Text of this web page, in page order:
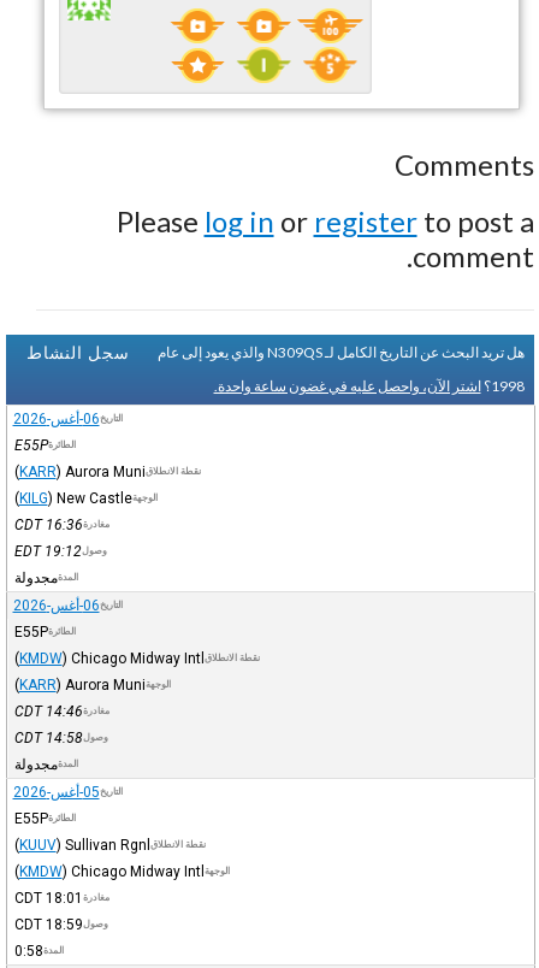
Comments
Please log in or registerto post a
comment.
سجل النشاط
هل تريد البحث عن التاريخ الكامل لـ N309QS والذي يعود إلى عام
1998؟ اشتر الآن، واحصل عليه في غضون ساعة واحدة.
التاريخ06-أغس-2026
الطائرةE55P
نقطة الانطلاقAurora Muni
(KARR)
الوجهةNew Castle
(KILG)
مغادرة16:36
CDT
وصول19:12
EDT
المدةمجدولة
التاريخ06-أغس-2026
الطائرةE55P
نقطة الانطلاق Chicago Midway Intl
(KMDW)
الوجهةAurora Muni
(KARR)
مغادرة14:46
CDT
وصول14:58
CDT
المدةمجدولة
التاريخ05-أغس-2026
الطائرةE55P
نقطة الانطلاق Sullivan Rgnl
(KUUV)
الوجهة Chicago Midway Intl
(KMDW)
مغادرة 18:01
CDT
وصول 18:59
CDT
المدة0:58